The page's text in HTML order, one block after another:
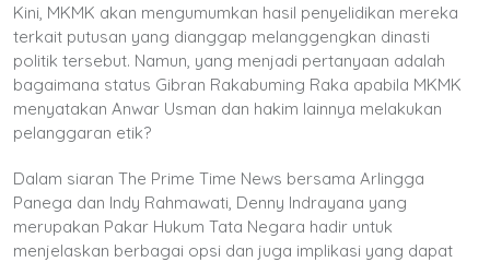
Kini, MKMK akan mengumumkan hasil penyelidikan mereka
terkait putusan yang dianggap melanggengkan dinasti
politik tersebut. Namun, yang menjadi pertanyaan adalah
bagaimana status Gibran Rakabuming Raka apabila MKMK
menyatakan Anwar Usman dan hakim lainnya melakukan
pelanggaran etik?
Dalam siaran The Prime Time News bersama Arlingga
Panega dan Indy Rahmawati, Denny Indrayana yang
merupakan Pakar Hukum Tata Negara hadir untuk
menjelaskan berbagai opsi dan juga implikasi yang dapat